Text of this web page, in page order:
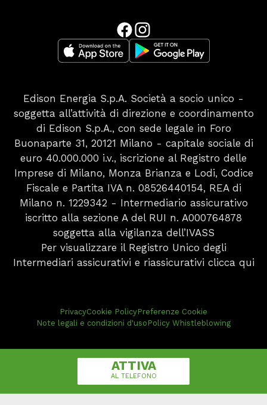
Edison Energia S.p.A. Società a socio unico -
soggetta all’attività di direzione e coordinamento
di Edison S.p.A., con sede legale in Foro
Buonaparte 31, 20121 Milano - capitale sociale di
euro 40.000.000 i.v., iscrizione al Registro delle
Imprese di Milano, Monza Brianza e Lodi, Codice
Fiscale e Partita IVA n. 08526440154, REA di
Milano n. 1229342 - Intermediario assicurativo
iscritto alla sezione A del RUI n. A000764878
soggetta alla vigilanza dell’IVASS
Per visualizzare il Registro Unico degli
Intermediari assicurativi e riassicurativi clicca qui
PrivacyCookie PolicyPreferenze Cookie
Note legali e condizioni d'uso Policy Whistleblowing
ATTIVA
AL TELEFONO